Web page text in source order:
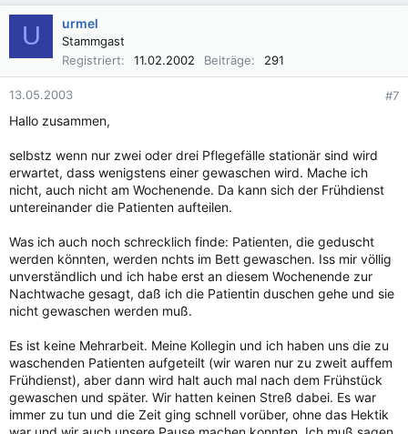
U urmel
Stammgast
Registriert
11.02.2002 Beiträge 291
13.05.2003 #7
Hallo zusammen,
selbstz wenn nur zwei oder drei Pflegefälle stationär sind wird
erwartet, dass wenigstens einer gewaschen wird. Mache ich
nicht, auch nicht am Wochenende. Da kann sich der Frühdienst
untereinander die Patienten aufteilen.
Was ich auch noch schrecklich finde: Patienten, die geduscht
werden könnten, werden nchts im Bett gewaschen. Iss mir völlig
unverständlich und ich habe erst an diesem Wochenende zur
Nachtwache gesagt, daß ich die Patientin duschen gehe und sie
nicht gewaschen werden muß.
Es ist keine Mehrarbeit. Meine Kollegin und ich haben uns die zu
waschenden Patienten aufgeteilt (wir waren nur zu zweit auffem
Frühdienst), aber dann wird halt auch mal nach dem Frühstück
gewaschen und später. Wir hatten keinen Streß dabei. Es war
immer zu tun und die Zeit ging schnell vorüber, ohne das Hektik